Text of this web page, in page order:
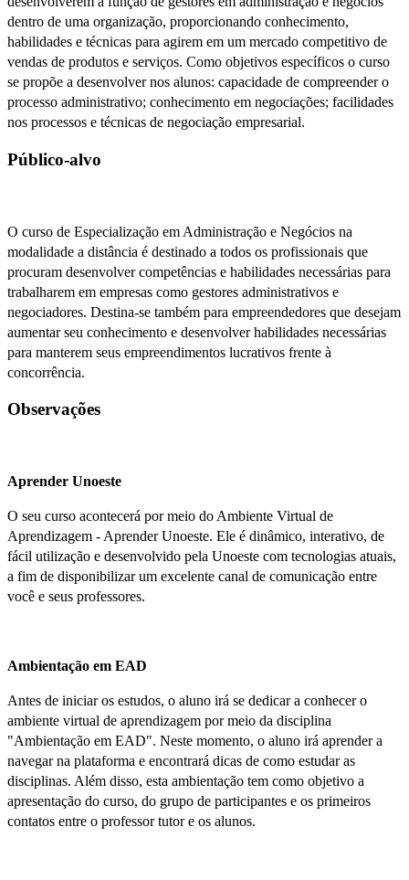
dentro de uma organização, proporcionando conhecimento,
habilidades e técnicas para agirem em um mercado competitivo de
vendas de produtos e serviços. Como objetivos específicos o curso
se propõe a desenvolver nos alunos: capacidade de compreender o
processo administrativo; conhecimento em negociações; facilidades
nos processos e técnicas de negociação empresarial.
Público-alvo
O curso de Especialização em Administração e Negócios na
modalidade a distância é destinado a todos os profissionais que
procuram desenvolver competências e habilidades necessárias para
trabalharem em empresas como gestores administrativos e
negociadores. Destina-se também para empreendedores que desejam
aumentar seu conhecimento e desenvolver habilidades necessárias
para manterem seus empreendimentos lucrativos frente à
concorrência.
Observações
Aprender Unoeste
O seu curso acontecerá por meio do Ambiente Virtual de
Aprendizagem - Aprender Unoeste. Ele é dinâmico, interativo, de
fácil utilização e desenvolvido pela Unoeste com tecnologias atuais,
a fim de disponibilizar um excelente canal de comunicação entre
você e seus professores.
Ambientação em EAD
Antes de iniciar os estudos, o aluno irá se dedicar a conhecer o
ambiente virtual de aprendizagem por meio da disciplina
"Ambientação em EAD". Neste momento, o aluno irá aprender a
navegar na plataforma e encontrará dicas de como estudar as
disciplinas. Além disso, esta ambientação tem como objetivo a
apresentação do curso, do grupo de participantes e os primeiros
contatos entre o professor tutor e os alunos.